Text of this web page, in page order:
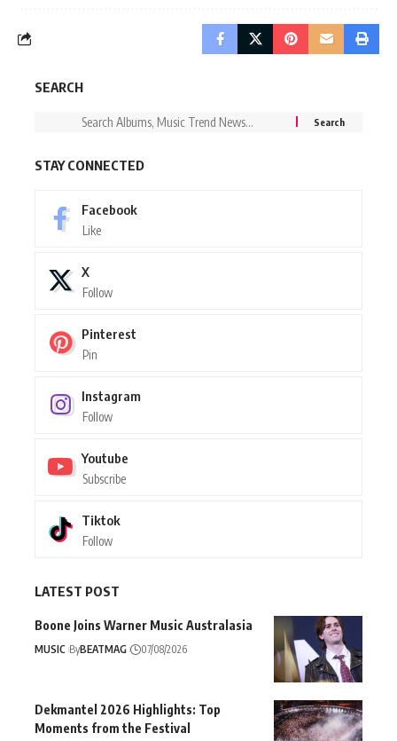
SEARCH
STAY CONNECTED
Facebook
Like
X
Follow
Pinterest
Pin
Instagram
Follow
Youtube
Subscribe
Tiktok
Follow
LATEST POST
Boone Joins Warner Music Australasia
MUSIC ByBEATMAG 07/08/2026
Dekmantel 2026 Highlights: Top
Moments from the Festival